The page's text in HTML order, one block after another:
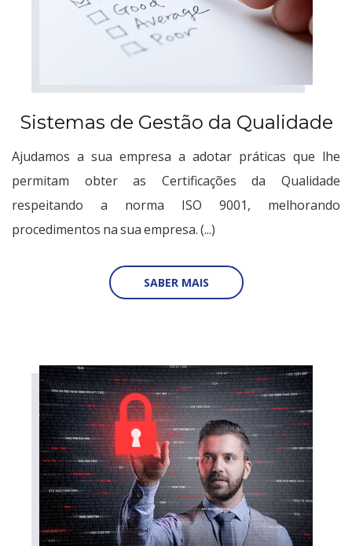
Sistemas de Gestão da Qualidade
Ajudamos a sua empresa a adotar práticas que lhe
permitam obter as Certificações da Qualidade
respeitando a norma ISO 9001, melhorando
procedimentos na sua empresa. (...)
SABER MAIS